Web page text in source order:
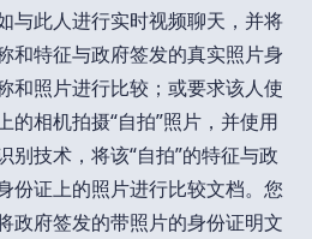
与此人进行实时视频聊天，并将
和特征与政府签发的真实照片身
和照片进行比较；或要求该人使
的相机拍摄“自拍”照片，并使用
别技术，将该“自拍”的特征与政
份证上的照片进行比较文档。您
政府签发的带照片的身份证明文